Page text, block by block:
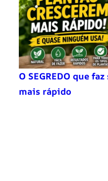
O SEGREDO que
mais rápido